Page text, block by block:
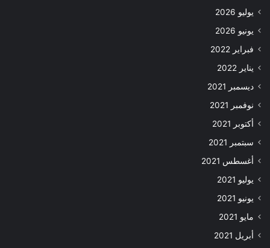
يوليو 2026
يونيو 2026
فبراير 2022
يناير 2022
ديسمبر 2021
نوفمبر 2021
أكتوبر 2021
سبتمبر 2021
أغسطس 2021
يوليو 2021
يونيو 2021
مايو 2021
أبريل 2021